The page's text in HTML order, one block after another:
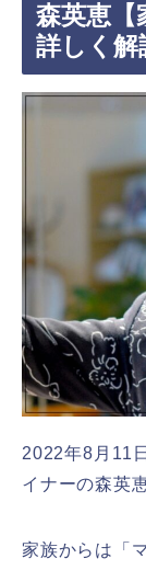
森英恵【
詳しく解
2022年8月11
イナーの森英
家族からは「